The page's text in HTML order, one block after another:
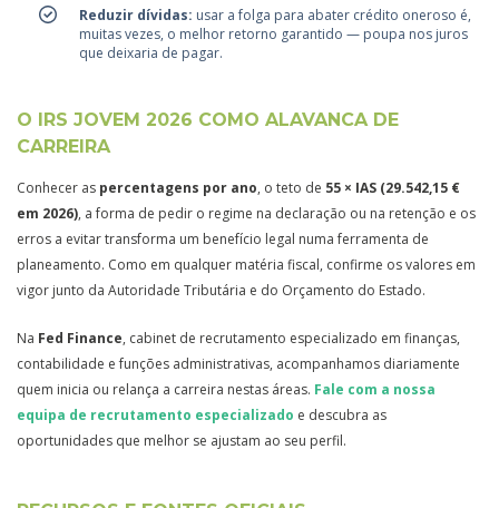
Reduzir dívidas: usar a folga para abater crédito oneroso é,
muitas vezes, o melhor retorno garantido — poupa nos juros
que deixaria de pagar.
O IRS JOVEM 2026 COMO ALAVANCA DE
CARREIRA
Conhecer as percentagens por ano, o teto de 55 × IAS (29.542,15 €
em 2026), a forma de pedir o regime na declaração ou na retenção e os
erros a evitar transforma um benefício legal numa ferramenta de
planeamento. Como em qualquer matéria fiscal, confirme os valores em
vigor junto da Autoridade Tributária e do Orçamento do Estado.
Na Fed Finance, cabinet de recrutamento especializado em finanças,
contabilidade e funções administrativas, acompanhamos diariamente
quem inicia ou relança a carreira nestas áreas. Fale com a nossa
equipa de recrutamento especializado e descubra as
oportunidades que melhor se ajustam ao seu perfil.